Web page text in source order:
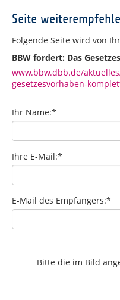
Seite
Folgende Seite wird von
BBW fordert: Das
www.bbw.dbb.de/
gesetzesvorhaben-
Ihr Name:*
Ihre E-Mail:*
E-Mail des Empfängers:*
Bitte die im Bild